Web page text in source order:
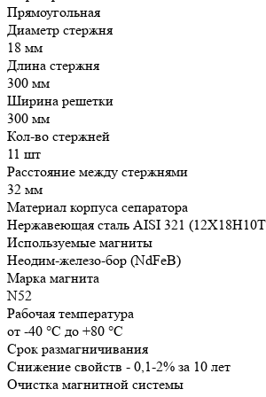
Прямоугольная
Диаметр стержня
18 мм
Длина стержня
300 мм
Ширина решетки
300 мм
Кол-во стержней
11 шт
Расстояние между стержнями
32 мм
Материал корпуса сепаратора
Нержавеющая сталь AISI 321
Используемые магниты
Неодим-железо-бор (NdFeB)
Марка магнита
N52
Рабочая температура
от -40 °С до +80 °С
Срок размагничивания
Снижение свойств - 0,1-2% за 10 лет
Очистка магнитной системы